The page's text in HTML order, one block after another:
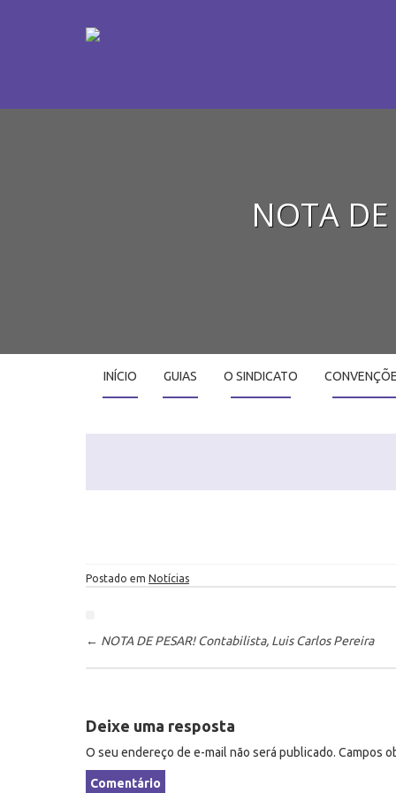
NOTA
INÍCIO GUIAS O SINDICATO
Postado em Notícias
ó
s
a
v
e
← NOTA DE PESAR! Contabilista, Luis Carlos Pereira
Deixe uma resposta
O seu endereço de e-mail não será publicado. Campos
Comentário